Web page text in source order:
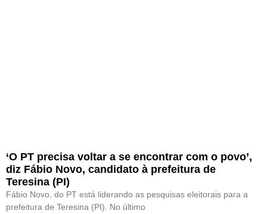
‘O PT precisa voltar a se encontrar com o povo’,
diz Fábio Novo, candidato à prefeitura de
Teresina (PI)
Fábio Novo, do PT está liderando as pesquisas eleitorais para a
prefeitura de Teresina (PI). No último